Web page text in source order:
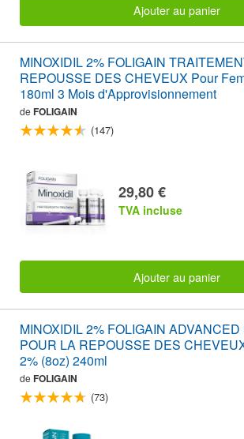
Ajouter au panier
MINOXIDIL 2% FOLIGAIN
REPOUSSE DES CHEVEUX Pour
180ml 3 Mois d'Approvisionnement
de FOLIGAIN
(147)
29,80 €
TVA incluse
Ajouter au panier
MINOXIDIL 2% FOLIGAIN
POUR LA REPOUSSE DES
2% (8oz) 240ml
de FOLIGAIN
(73)